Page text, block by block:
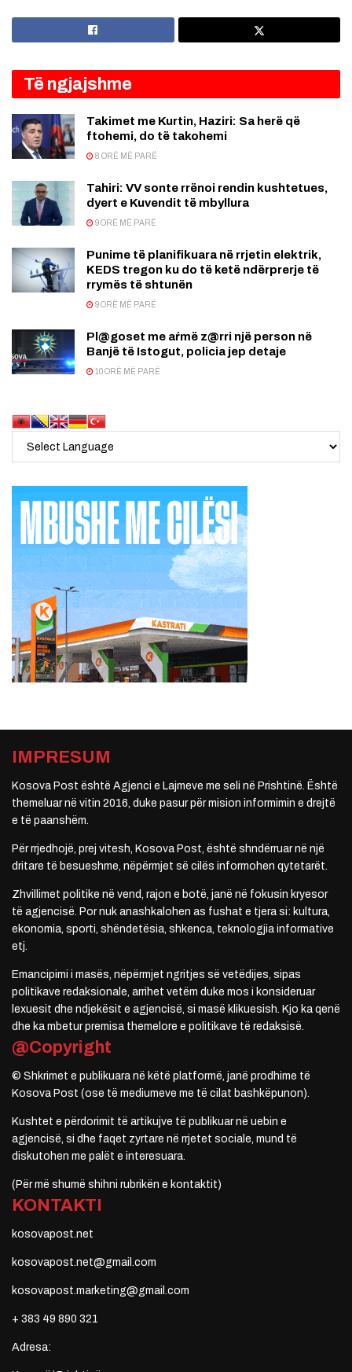
Të ngjajshme
Takimet me Kurtin, Haziri: Sa herë që
ftohemi, do të takohemi
8 ORË MË PARË
Tahiri: VV sonte rrënoi rendin kushtetues,
dyert e Kuvendit të mbyllura
9 ORË MË PARË
Punime të planifikuara në rrjetin elektrik,
KEDS tregon ku do të ketë ndërprerje të
rrymës të shtunën
9 ORË MË PARË
Pl@goset me aŕmë z@rri një person në
Banjë të Istogut, policia jep detaje
10 ORË MË PARË
IMPRESUM
Kosova Post është Agjenci e Lajmeve me seli në Prishtinë. Është
themeluar në vitin 2016, duke pasur për mision informimin e drejtë
e të paanshëm.
Për rrjedhojë, prej vitesh, Kosova Post, është shndërruar në një
dritare të besueshme, nëpërmjet së cilës informohen qytetarët.
Zhvillimet politike në vend, rajon e botë, janë në fokusin kryesor
të agjencisë. Por nuk anashkalohen as fushat e tjera si: kultura,
ekonomia, sporti, shëndetësia, shkenca, teknologjia informative
etj.
Emancipimi i masës, nëpërmjet ngritjes së vetëdijes, sipas
politikave redaksionale, arrihet vetëm duke mos i konsideruar
lexuesit dhe ndjekësit e agjencisë, si masë klikuesish. Kjo ka qenë
dhe ka mbetur premisa themelore e politikave të redaksisë.
@Copyright
© Shkrimet e publikuara në këtë platformë, janë prodhime të
Kosova Post (ose të mediumeve me të cilat bashkëpunon).
Kushtet e përdorimit të artikujve të publikuar në uebin e
agjencisë, si dhe faqet zyrtare në rrjetet sociale, mund të
diskutohen me palët e interesuara.
(Për më shumë shihni rubrikën e kontaktit)
KONTAKTI
kosovapost.net
kosovapost.net@gmail.com
kosovapost.marketing@gmail.com
+ 383 49 890 321
Adresa: